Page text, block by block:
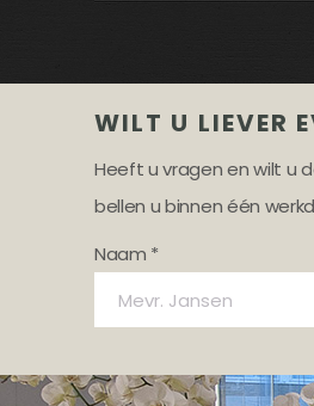
WILT U LIEVER
Heeft u vragen en wilt u
bellen u binnen één
Naam *